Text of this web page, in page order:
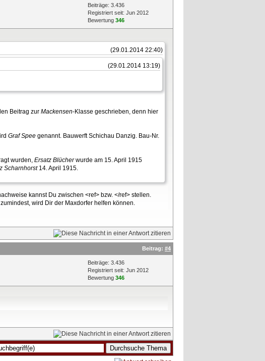
Beiträge: 3.436
Registriert seit: Jun 2012
Bewertung 346
(29.01.2014 22:40)
(29.01.2014 13:19)
Beitrag zur Mackensen-Klasse geschrieben, denn hier
Graf Spee genannt. Bauwerft Schichau Danzig. Bau-Nr.
wurden, Ersatz Blücherwurde am 15. April 1915
Scharnhorst14. April 1915.
kannst Du zwischen <ref> bzw. </ref> stellen.
wird Dir der Maxdorfer helfen können.
Beitrag: #4
Beiträge: 3.436
Registriert seit: Jun 2012
Bewertung 346